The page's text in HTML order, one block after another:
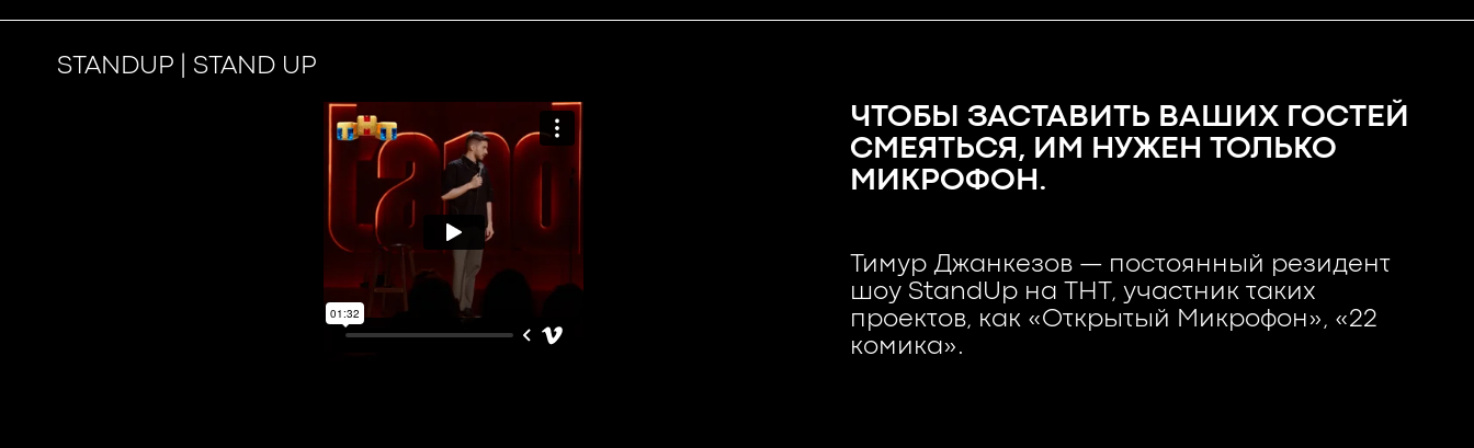
STANDUP | STAND UP
ЧТОБЫ ЗАСТАВИТЬ ВАШИХ ГОСТЕЙ
СМЕЯТЬСЯ, ИМ НУЖЕН ТОЛЬКО
МИКРОФОН.
Тимур Джанкезов — постоянный резидент
шоу StandUp на ТНТ, участник таких
проектов, как «Открытый Микрофон», «22
комика».